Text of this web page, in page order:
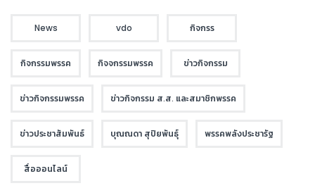
News vdo กิจกรร
กิจกรรมพรรค กิจจกรรมพรรค ข่าวกิจกรรม
ข่าวกิจกรรมพรรค ข่าวกิจกรรม ส.ส. และสมาชิกพรรค
ข่าวประชาสัมพันธ์ บุณณดา สุปิยพันธุ์ พรรคพลังประชารัฐ
สื่อออนไลน์